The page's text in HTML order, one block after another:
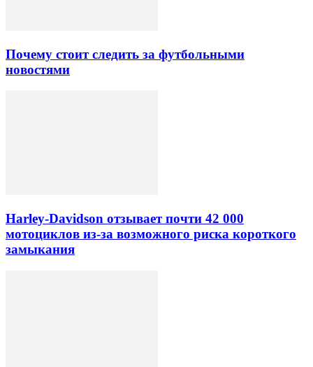
Почему стоит следить за футбольными
новостями
Harley-Davidson отзывает почти 42 000
мотоциклов из-за возможного риска короткого
замыкания